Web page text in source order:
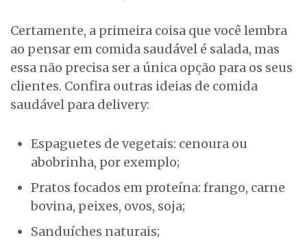
Certamente, a primeira coisa que você lembra
ao pensar em comida saudável é salada, mas
essa não precisa ser a única opção para os seus
clientes. Confira outras ideias de comida
saudável para delivery:
Espaguetes de vegetais: cenoura ou
abobrinha, por exemplo;
Pratos focados em proteína: frango, carne
bovina, peixes, ovos, soja;
Sanduíches naturais;